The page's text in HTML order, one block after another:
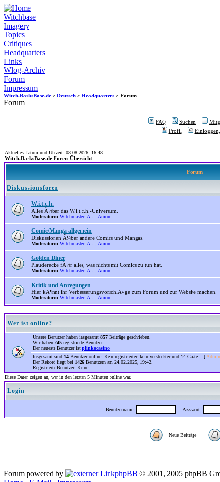
Witchbase
Imagery
Topics
Critiques
Headquarters
Links
Wlog-Archiv
Forum
Impressum
Witch.BarksBase.de > Deutsch > Headquarters > Forum
Forum
FAQ Suchen
Profil
Aktuelles Datum und Uhrzeit: 08.08.2026, 16:48
Witch.BarksBase.de Foren-Übersicht
Forum
Diskussionsforen
W.i.t.c.h.
Alles Ã¼ber das W.i.t.c.h.-Universum.
Moderatoren Witchmaster, A.J. Amon
Comic/Manga allgemein
Diskussionen Ã¼ber andere Comics und Mangas.
Moderatoren Witchmaster, A.J. Amon
Golden Diner
Plauderecke fÃ¼r alles, was nichts mit Comics zu tun hat.
Moderatoren Witchmaster, A.J. Amon
Kritik und Anregungen
Hier kÃ¶nnt ihr VerbesserungsvorschlÃ¤ge zum Forum und zur Website machen.
Moderatoren Witchmaster, A.J. Amon
Wer ist online?
Unsere Benutzer haben insgesamt 857 Beiträge geschrieben.
Wir haben 245 registrierte Benutzer.
Der neueste Benutzer ist plinkocasino
Insgesamt sind 14 Benutzer online: Kein registrierter, kein versteckter und 14 Gäste. [
Der Rekord liegt bei 1426 Benutzern am 24.02.2025, 19:42.
Registrierte Benutzer: Keine
Diese Daten zeigen an, wer in den letzten 5 Minuten online war.
Login
Benutzername: Passwort:
Neue Beiträge
Forum powered by phpBB © 2001, 2005 phpBB